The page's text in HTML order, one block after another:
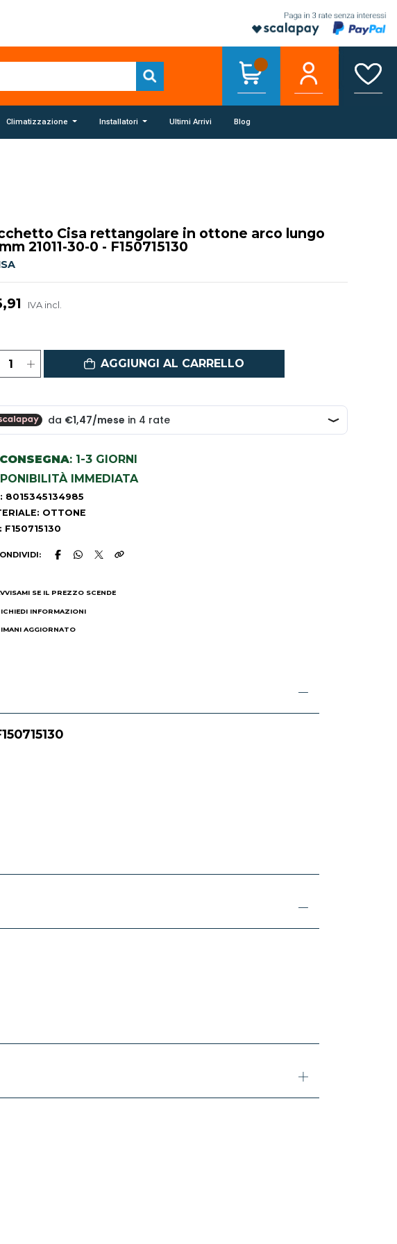
Climatizzazione Installatori Ultimi Arrivi Blog
Cisa rettangolare in ottone arco lungo
21011-30-0 - F150715130
IVA incl.
AGGIUNGI AL CARRELLO
CONSEGNA: 1-3 GIORNI
IMMEDIATA
8015345134985
OTTONE
F150715130
SE IL PREZZO SCENDE
INFORMAZIONI
AGGIORNATO